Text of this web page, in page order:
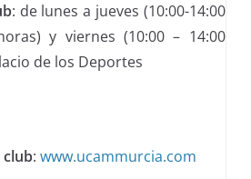
: de lunes a jueves (10:00-14:00
y viernes (10:00 – 14:00
de los Deportes
club:www.ucammurcia.com